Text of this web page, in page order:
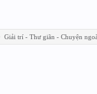
Giải trí - Thư giãn - Chuyện